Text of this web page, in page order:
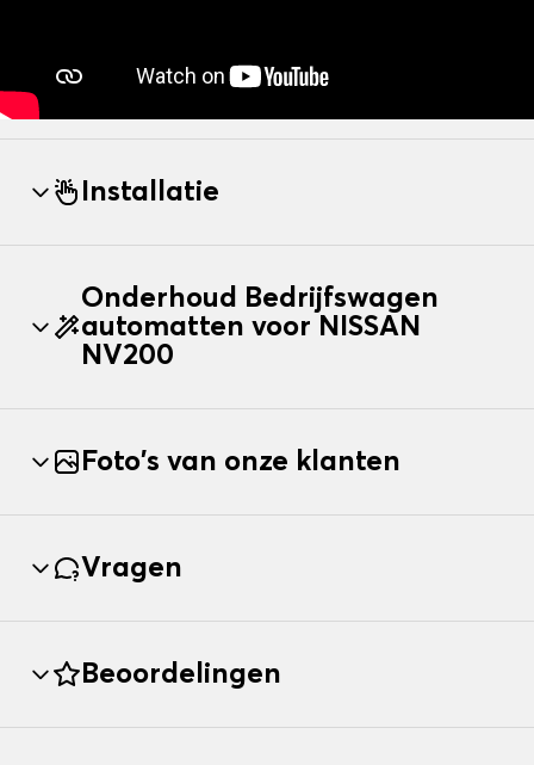
Installatie
Onderhoud Bedrijfswagen
automatten voor NISSAN
NV200
Foto's van onze klanten
Vragen
Beoordelingen